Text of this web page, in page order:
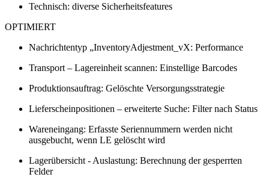
Technisch: diverse Sicherheitsfeatures
OPTIMIERT
Nachrichtentyp „InventoryAdjestment_vX: Performance
Transport – Lagereinheit scannen: Einstellige Barcodes
Produktionsauftrag: Gelöschte Versorgungsstrategie
Lieferscheinpositionen – erweiterte Suche: Filter nach Status
Wareneingang: Erfasste Seriennummern werden nicht
ausgebucht, wenn LE gelöscht wird
Lagerübersicht - Auslastung: Berechnung der gesperrten
Felder